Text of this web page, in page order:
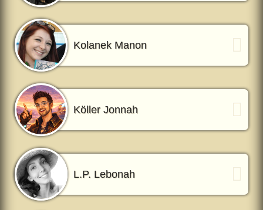
Kolanek Manon
Köller Jonnah
L.P. Lebonah